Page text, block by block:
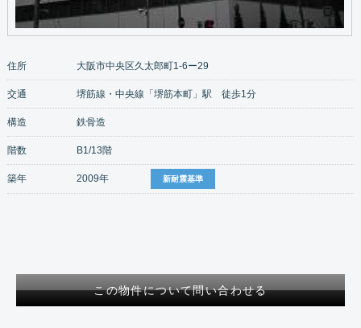
住所 大阪市中央区久太郎町1-6ー29
交通 堺筋線・中央線「堺筋本町」駅 徒歩1分
構造 鉄骨造
階数 B1/13階
築年 2009年 新耐震基準
この物件について問い合わせる